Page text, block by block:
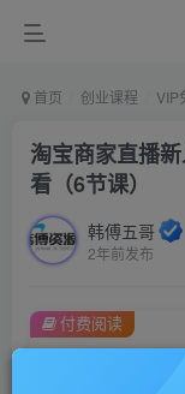
首页 创业课程 VIP
淘宝商家直播
看（6节课）
韩傅五哥
2年前发布
付费阅读